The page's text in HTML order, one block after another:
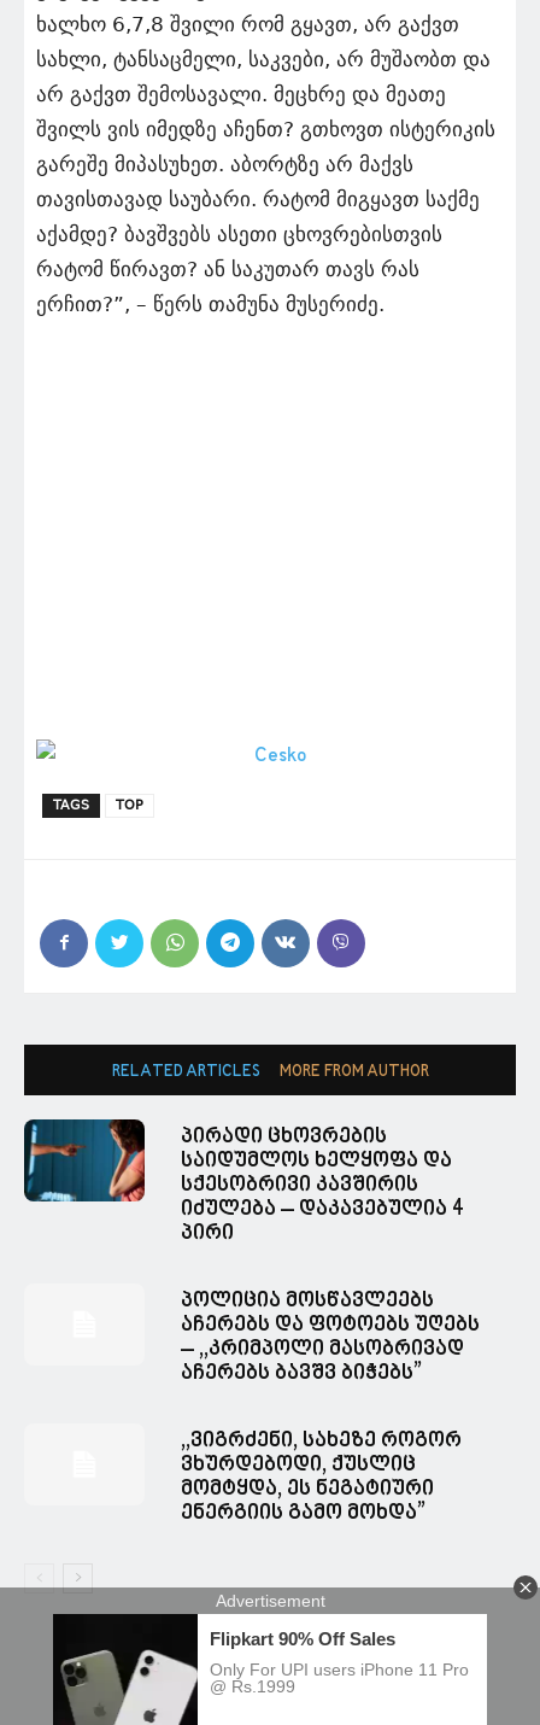
ხალხო 6,7,8 შვილი რომ გყავთ, არ გაქვთ
სახლი, ტანსაცმელი, საკვები, არ მუშაობთ და
არ გაქვთ შემოსავალი. მეცხრე და მეათე
შვილს ვის იმედზე აჩენთ? გთხოვთ ისტერიკის
გარეშე მიპასუხეთ. აბორტზე არ მაქვს
თავისთავად საუბარი. რატომ მიგყავთ საქმე
აქამდე? ბავშვებს ასეთი ცხოვრებისთვის
რატომ წირავთ? ან საკუთარ თავს რას
ერჩით?”, – წერს თამუნა მუსერიძე.
TAGS TOP
RELATED ARTICLES MORE FROM AUTHOR
პირადი ცხოვრების
საიდუმლოს ხელყოფა და
სქესობრივი კავშირის
იძულება – დაკავებულია 4
პირი
პოლიცია მოსწავლეებს
აჩერებს და ფოტოებს უღებს
– ,,კრიმპოლი მასობრივად
აჩერებს ბავშვ ბიჭებს”
,,ვიგრძენი, სახეზე როგორ
ვხურდებოდი, ქუსლიც
მომტყდა, ეს ნეგატიური
ენერგიის გამო მოხდა”
© Spacesnews • სფეისნიუსი